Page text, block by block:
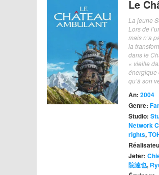
Le
La jeune
Lors de
mais n’a
la
dans le
« vieille
énergique
qu’à son
An: 2004
Genre:
Studio:
Network
rights,
Jeter:
院達也,